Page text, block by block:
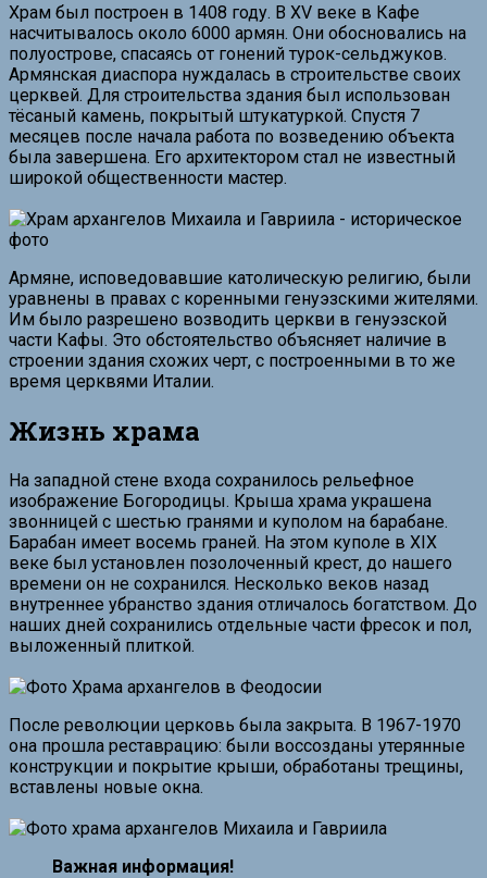
Храм был построен в 1408 году. В XV веке в Кафе
насчитывалось около 6000 армян. Они обосновались на
полуострове, спасаясь от гонений турок-сельджуков.
Армянская диаспора нуждалась в строительстве своих
церквей. Для строительства здания был использован
тёсаный камень, покрытый штукатуркой. Спустя 7
месяцев после начала работа по возведению объекта
была завершена. Его архитектором стал не известный
широкой общественности мастер.
Армяне, исповедовавшие католическую религию, были
уравнены в правах с коренными генуэзскими жителями.
Им было разрешено возводить церкви в генуэзской
части Кафы. Это обстоятельство объясняет наличие в
строении здания схожих черт, с построенными в то же
время церквями Италии.
Жизнь храма
На западной стене входа сохранилось рельефное
изображение Богородицы. Крыша храма украшена
звонницей с шестью гранями и куполом на барабане.
Барабан имеет восемь граней. На этом куполе в XIX
веке был установлен позолоченный крест, до нашего
времени он не сохранился. Несколько веков назад
внутреннее убранство здания отличалось богатством. До
наших дней сохранились отдельные части фресок и пол,
выложенный плиткой.
После революции церковь была закрыта. В 1967-1970
она прошла реставрацию: были воссозданы утерянные
конструкции и покрытие крыши, обработаны трещины,
вставлены новые окна.
Важная информация!